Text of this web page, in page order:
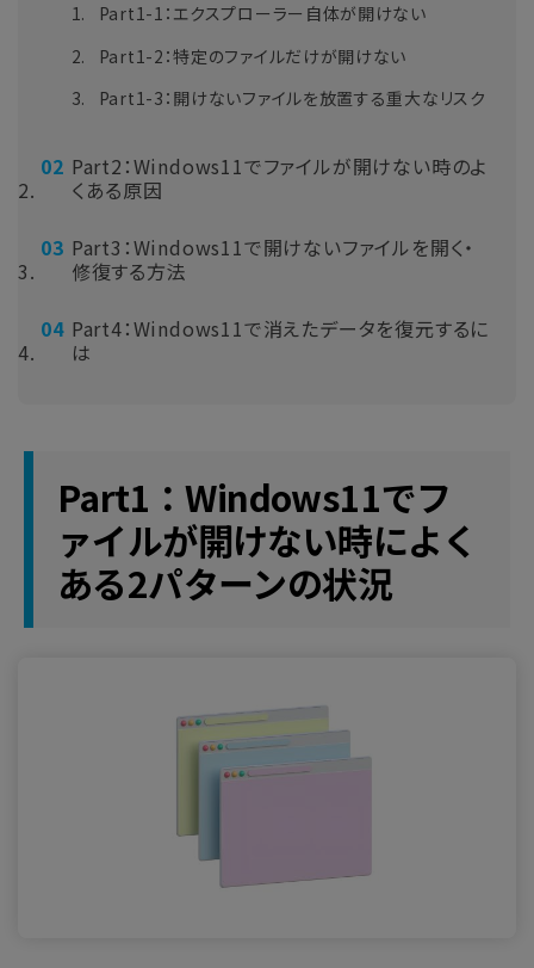
Part1-1：エクスプローラー自体が開けない
Part1-2：特定のファイルだけが開けない
Part1-3：開けないファイルを放置する重大なリスク
Part2：Windows11でファイルが開けない時のよ
くある原因
Part3：Windows11で開けないファイルを開く・
修復する方法
Part4：Windows11で消えたデータを復元するに
は
Part1：Windows11でフ
ァイルが開けない時によく
ある2パターンの状況